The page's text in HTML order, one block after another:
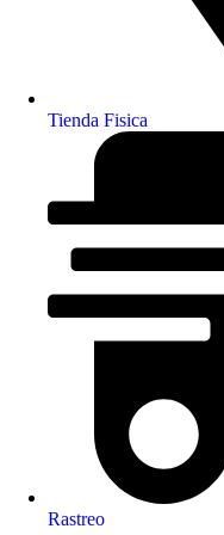
Tienda Fisica
Rastreo